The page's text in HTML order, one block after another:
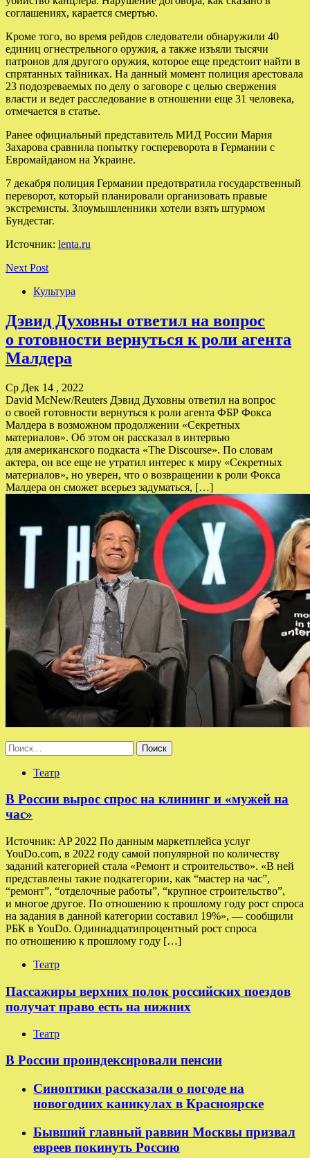
соглашениях, карается смертью.
Кроме того, во время рейдов следователи обнаружили 40
единиц огнестрельного оружия, а также изъяли тысячи
патронов для другого оружия, которое еще предстоит найти в
спрятанных тайниках. На данный момент полиция арестовала
23 подозреваемых по делу о заговоре с целью свержения
власти и ведет расследование в отношении еще 31 человека,
отмечается в статье.
Ранее официальный представитель МИД России Мария
Захарова сравнила попытку госпереворота в Германии с
Евромайданом на Украине.
7 декабря полиция Германии предотвратила государственный
переворот, который планировали организовать правые
экстремисты. Злоумышленники хотели взять штурмом
Бундестаг.
Источник: lenta.ru
Next Post
Культура
Дэвид Духовны ответил на вопрос
о готовности вернуться к роли агента
Малдера
Ср Дек 14 , 2022
David McNew/Reuters Дэвид Духовны ответил на вопрос
о своей готовности вернуться к роли агента ФБР Фокса
Малдера в возможном продолжении «Секретных
материалов». Об этом он рассказал в интервью
для американского подкаста «The Discourse». По словам
актера, он все еще не утратил интерес к миру «Секретных
материалов», но уверен, что о возвращении к роли Фокса
Малдера он сможет всерьез задуматься, […]
Найти:
Театр
В России вырос спрос на клининг и «мужей на
час»
Источник: AP 2022 По данным маркетплейса услуг
YouDo.com, в 2022 году самой популярной по количеству
заданий категорией стала «Ремонт и строительство». «В ней
представлены такие подкатегории, как “мастер на час”,
“ремонт”, “отделочные работы”, “крупное строительство”,
и многое другое. По отношению к прошлому году рост спроса
на задания в данной категории составил 19%», — сообщили
РБК в YouDo. Одиннадцатипроцентный рост спроса
по отношению к прошлому году […]
Театр
Пассажиры верхних полок российских поездов
получат право есть на нижних
Театр
В России проиндексировали пенсии
Синоптики рассказали о погоде на
новогодних каникулах в Красноярске
Бывший главный раввин Москвы призвал
евреев покинуть Россию